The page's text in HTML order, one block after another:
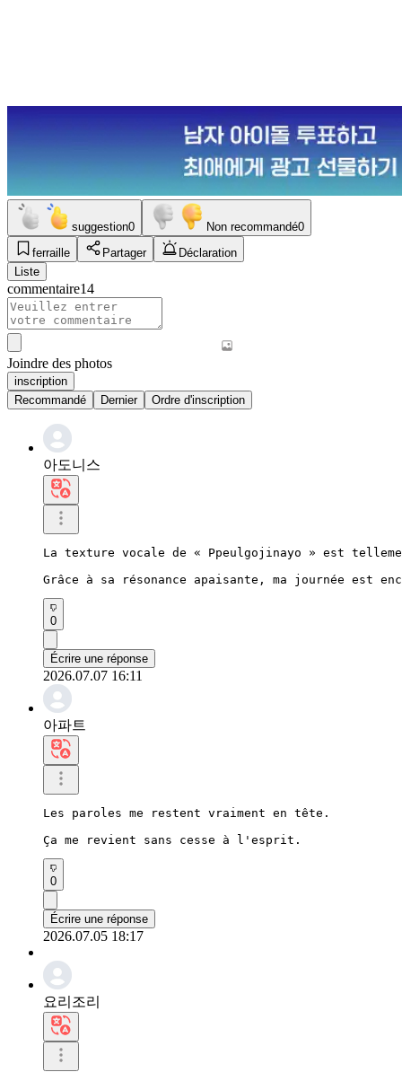
suggestion0 Non recommandé0
ferraille
Partager
Déclaration
Liste
commentaire14
Joindre des photos
inscription
Recommandé
Dernier Ordre d'inscription
아도니스
La texture vocale de « Ppeulgojinayo » est
Grâce à sa résonance apaisante, ma journée est
0
Écrire une réponse
2026.07.07 16:11
아파트
Les paroles me restent vraiment en tête.
Ça me revient sans cesse à l'esprit.
0
Écrire une réponse
2026.07.05 18:17
요리조리